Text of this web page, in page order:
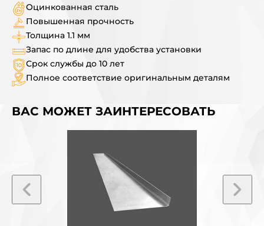
Оцинкованная сталь
Толщина 1.1 мм
Срок службы до 10 лет
Повышенная прочность
Запас по длине для удобства установки
Полное соответствие оригинальным деталям
ВАС МОЖЕТ ЗАИНТЕРЕСОВАТЬ